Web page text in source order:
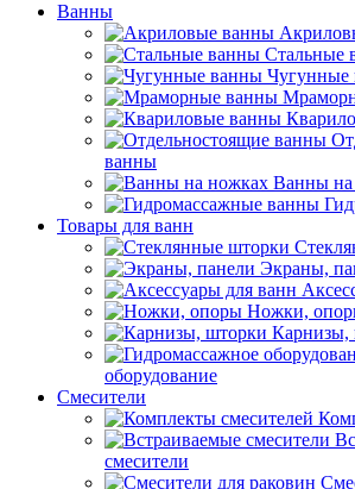
Ванны
Стальные
Чугунные
ванны
Ванны
Товары для ванн
Экраны,
Ножки,
Карнизы,
оборудование
Смесители
смесители